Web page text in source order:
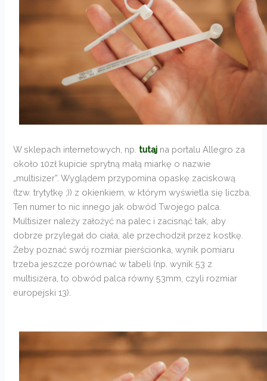
W sklepach internetowych, np. tutaj na portalu Allegro za
około 10zł kupicie sprytną małą miarkę o nazwie
„multisizer”. Wyglądem przypomina opaskę zaciskową
(tzw. trytytkę ;)) z okienkiem, w którym wyświetla się liczba.
Ten numer to nic innego jak obwód Twojego palca.
Multisizer należy założyć na palec i zacisnąć tak, aby
dobrze przylegał do ciała, ale przechodził przez kostkę.
Żeby poznać swój rozmiar pierścionka, wynik pomiaru
trzeba jeszcze porównać w tabeli (np. wynik 53 z
multisizera, to obwód palca równy 53mm, czyli rozmiar
europejski 13).